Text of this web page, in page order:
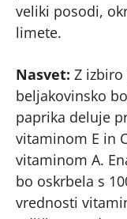
veliki posodi,
limete.
Nasvet: Z izbiro
beljakovinsko
paprika deluje
vitaminom E in
vitaminom A.
bo oskrbela s
vrednosti